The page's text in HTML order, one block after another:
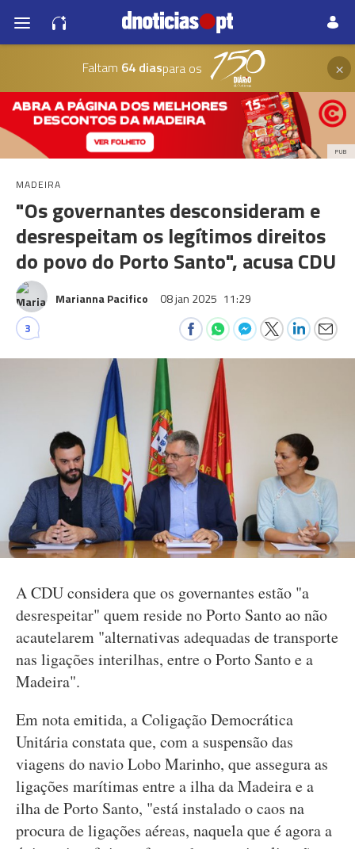
Faltam 64 diaspara os ×
PUB
MADEIRA
"Os governantes desconsideram e
desrespeitam os legítimos direitos
do povo do Porto Santo", acusa CDU
Marianna Pacifico 08 jan 2025 11:29
3
A CDU considera que os governantes estão "a
desrespeitar" quem reside no Porto Santo ao não
acautelarem "alternativas adequadas de transporte
nas ligações interilhas, entre o Porto Santo e a
Madeira".
Em nota emitida, a Coligação Democrática
Unitária constata que, com a suspensão das
viagens do navio Lobo Marinho, que assegura as
ligações marítimas entre a ilha da Madeira e a
ilha de Porto Santo, "está instalado o caos na
procura de ligações aéreas, naquela que é agora a